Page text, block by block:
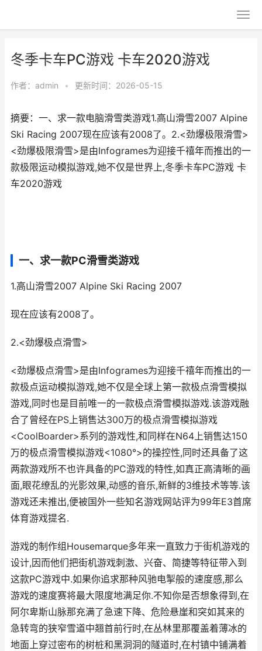
冬季卡车PC游戏 卡车2020游戏
作者： admin • 更新时间：2026-05-15
摘要：一、求一款电脑滑雪类游戏1.高山滑雪2007 Alpine
Ski Racing 2007现在应该有2008了。2.<劲爆极限滑雪>
<劲爆极限滑雪>是由Infogrames为迎接千禧年而推出的一
款极限运动模拟游戏,她不仅是世界上,冬季卡车PC游戏 卡
车2020游戏
一、求一款PC滑雪类游戏
1.高山滑雪2007 Alpine Ski Racing 2007
现在应该有2008了。
2.<劲爆极点滑雪>
<劲爆极点滑雪>是由Infogrames为迎接千禧年而推出的一
款极点运动模拟游戏,她不仅是全球上第一款极点滑雪模拟
游戏,同时也是目前唯一的一款极点滑雪模拟游戏.该游戏融
合了曾经在PS上销售达300万的极点滑雪模拟游戏
<CoolBoarder>系列的游戏性,和同样在N64上销售达150
万的极点滑雪模拟游戏<1080°>的操控性,同时还具备了这
两款游戏所不也许具备的PC游戏的特性,如真正高清晰的画
面,眼花缭乱的光影效果,动感的音乐,新鲜的3维技术等等.该
游戏还未推出,便被国外一些知名游戏网站评为99年E3首席
体育游戏提名.
游戏的制作组Housemarque多年来一直致力于街机游戏的
设计,因而他们把街机游戏刺激、兴奋、简捷等特征带入到
这款PC游戏中.如果你追求那种风驰电掣般的速度感,那么
游戏的速度赛将最大限度地满足你.不知你是否想象得到,在
阿尔卑斯山脉那充满了急速下降、危险悬崖和突如其来的
急转弯的狭窄雪道中翘首前行时,在丛林里那覆盖着薄冰的
地面上穿过密布的树桩和黑洞洞的隧道时,在村镇中铺满着